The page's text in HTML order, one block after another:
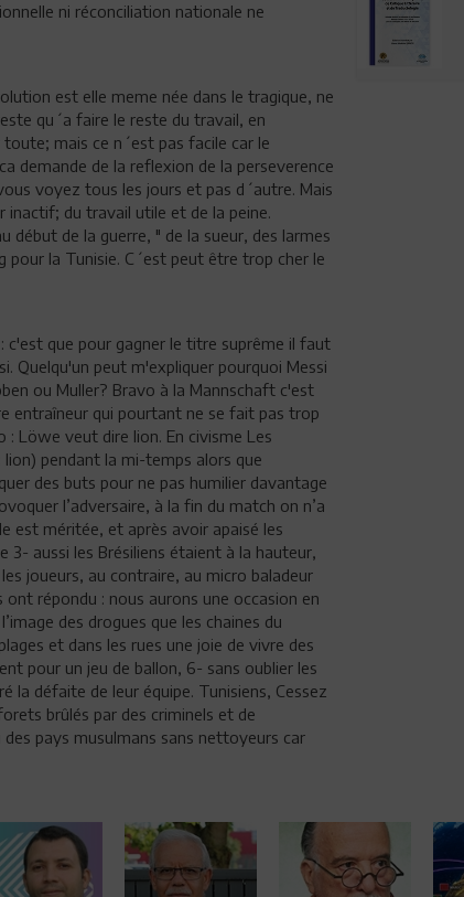
ni réconciliation nationale ne
est elle meme née dans le tragique, ne
qu´a faire le reste du travail, en
mais ce n´est pas facile car le
demande de la reflexion de la perseverence
voyez tous les jours et pas d´autre. Mais
inactif; du travail utile et de la peine.
début de la guerre, " de la sueur, des larmes
pour la Tunisie. C´est peut être trop cher le
c'est que pour gagner le titre suprême il faut
Quelqu'un peut m'expliquer pourquoi Messi
ou Muller? Bravo à la Mannschaft c'est
entraîneur qui pourtant ne se fait pas trop
: Löwe veut dire lion. En civisme Les
pendant la mi-temps alors que
des buts pour ne pas humilier davantage
l’adversaire, à la fin du match on n’a
est méritée, et après avoir apaisé les
3- aussi les Brésiliens étaient à la hauteur,
joueurs, au contraire, au micro baladeur
ont répondu : nous aurons une occasion en
des drogues que les chaines du
et dans les rues une joie de vivre des
pour un jeu de ballon, 6- sans oublier les
la défaite de leur équipe. Tunisiens, Cessez
brûlés par des criminels et de
pays musulmans sans nettoyeurs car